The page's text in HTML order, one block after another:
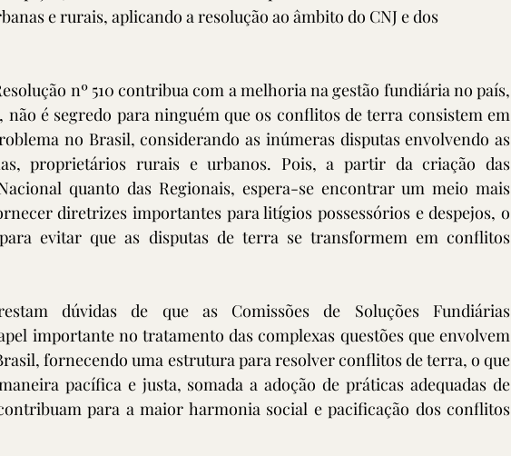
e rurais, aplicando a resolução ao âmbito do CNJ e dos
nº 510 contribua com a melhoria na gestão fundiária no país,
não é segredo para ninguém que os conflitos de terra consistem em
no Brasil, considerando as inúmeras disputas envolvendo as
proprietários rurais e urbanos. Pois, a partir da criação das
quanto das Regionais, espera-se encontrar um meio mais
diretrizes importantes para litígios possessórios e despejos, o
evitar que as disputas de terra se transformem em conflitos
dúvidas de que as Comissões de Soluções Fundiárias
importante no tratamento das complexas questões que envolvem
fornecendo uma estrutura para resolver conflitos de terra, o que
pacífica e justa, somada a adoção de práticas adequadas de
para a maior harmonia social e pacificação dos conflitos